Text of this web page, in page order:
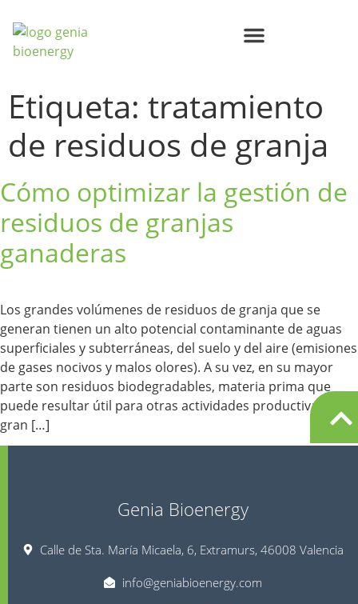
Etiqueta: tratamiento
de residuos de granja
Cómo optimizar la gestión de
residuos de granjas
ganaderas
Los grandes volúmenes de residuos de granja que se
generan tienen un alto potencial contaminante de aguas
superficiales y subterráneas, del suelo y del aire (emisiones
de gases nocivos y malos olores). A su vez, en su mayor
parte son residuos biodegradables, materia prima que
puede resultar útil para otras actividades productivas y de
gran […]
Genia Bioenergy
Calle de Sta. María Micaela, 6, Extramurs, 46008 Valencia
info@geniabioenergy.com